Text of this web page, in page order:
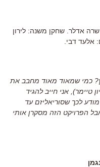
אדלר. שחקן משנה: לירון
אלעד דבי.
כמי שמאוד מאוד מחבב את
טיימר), אני חייב להגיד
לכך שסוריאליזם עד
הפרויקט הזה מסקרן אותי